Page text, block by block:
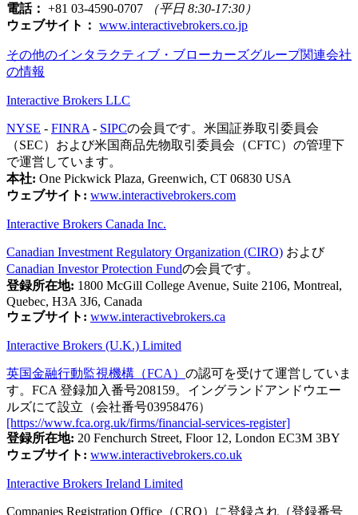
電話： +81 03-4590-0707
（平日 8:30-17:30）
ウェブサイト： www.interactivebrokers.co.jp
その他のインタラクティブ・ブローカーズグループ関連会社
の情報
Interactive Brokers LLC
NYSE - FINRA - SIPCの会員です。米国証券取引委員会
（SEC）および米国商品先物取引委員会（CFTC）の管理下
で運営しています。
本社: One Pickwick Plaza, Greenwich, CT 06830 USA
ウェブサイト: www.interactivebrokers.com
Interactive Brokers Canada Inc.
Canadian Investment Regulatory Organization (CIRO) および
Canadian Investor Protection Fundの会員です。
登録所在地: 1800 McGill College Avenue, Suite 2106, Montreal,
Quebec, H3A 3J6, Canada
ウェブサイト: www.interactivebrokers.ca
Interactive Brokers (U.K.) Limited
英国金融行動監視機構（FCA） の認可を受けて運営していま
す。FCA 登録加入番号208159。イングランドアンドウエー
ルズにて設立（会社番号03958476）
[https://www.fca.org.uk/firms/financial-services-register]
登録所在地: 20 Fenchurch Street, Floor 12, London EC3M 3BY
ウェブサイト: www.interactivebrokers.co.uk
Interactive Brokers Ireland Limited
Companies Registration Office（CRO）に登録され（登録番号